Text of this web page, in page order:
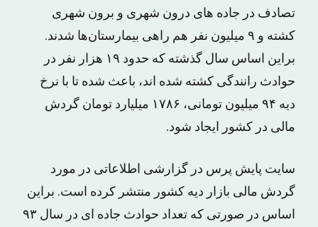
تصادف در جاده های درون شهری و برون شهری
کشته و ۹ میلیون نفر هم راهی بیمارستان‌ها شدند.
براین اساس سال گذشته که حدود ۱۹ هزار نفر در
حوادث رانندگی کشته شده اند، باعث شده تا با نرخ
دیه ۹۴ میلیون تومانی، ۱۷۸۶ میلیارد تومان گردش
مالی در کشور ایجاد شود.
سایت پایش پرس در گزارشی اطلاعاتی در مورد
گردش مالی بازار دیه کشور منتشر کرده است. براین
اساس در صورتی که تعداد حوادث جاده ای در سال ۹۳